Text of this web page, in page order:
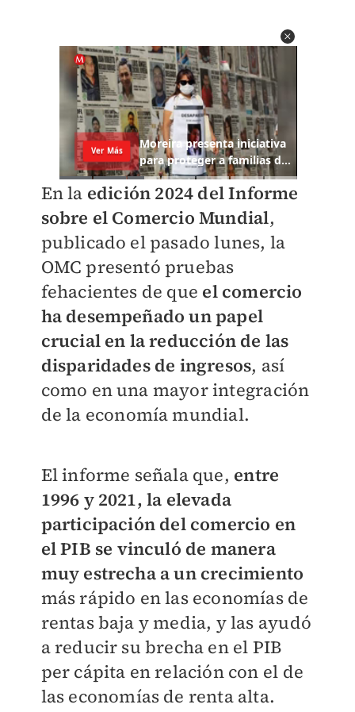
En la edición 2024 del Informe
sobre el Comercio Mundial,
publicado el pasado lunes, la
OMC presentó pruebas
fehacientes de que el comercio
ha desempeñado un papel
crucial en la reducción de las
disparidades de ingresos, así
como en una mayor integración
de la economía mundial.
El informe señala que, entre
1996 y 2021, la elevada
participación del comercio en
el PIB se vinculó de manera
muy estrecha a un crecimiento
más rápido en las economías de
rentas baja y media, y las ayudó
a reducir su brecha en el PIB
per cápita en relación con el de
las economías de renta alta.